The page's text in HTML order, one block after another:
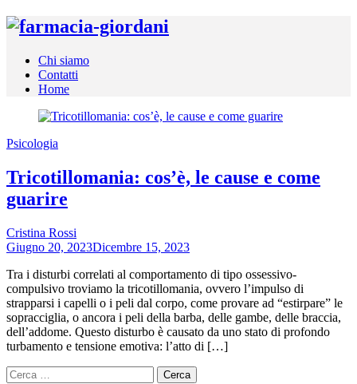
Skip
Chi siamo
Contatti
Home
Psicologia
Tricotillomania: cos’è, le cause e come
guarire
Cristina Rossi
Giugno 20, 2023Dicembre 15, 2023
Tra i disturbi correlati al comportamento di tipo ossessivo-
compulsivo troviamo la tricotillomania, ovvero l’impulso di
strapparsi i capelli o i peli dal corpo, come provare ad “estirpare” le
sopracciglia, o ancora i peli della barba, delle gambe, delle braccia,
dell’addome. Questo disturbo è causato da uno stato di profondo
turbamento e tensione emotiva: l’atto di […]
Ricerca